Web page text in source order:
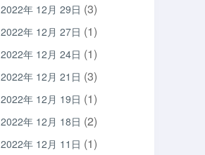
2022年 12月 29日 (3)
2022年 12月 27日 (1)
2022年 12月 24日 (1)
2022年 12月 21日 (3)
2022年 12月 19日 (1)
2022年 12月 18日 (2)
2022年 12月 11日 (1)